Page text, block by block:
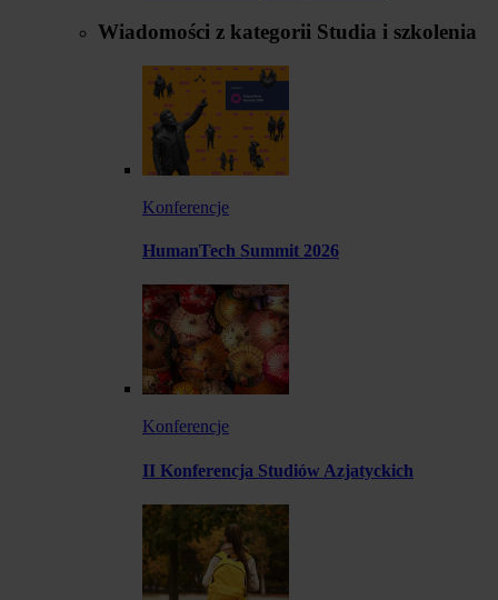
Wiadomości z kategorii Studia i szkolenia
Konferencje
HumanTech Summit 2026
Konferencje
II Konferencja Studiów Azjatyckich